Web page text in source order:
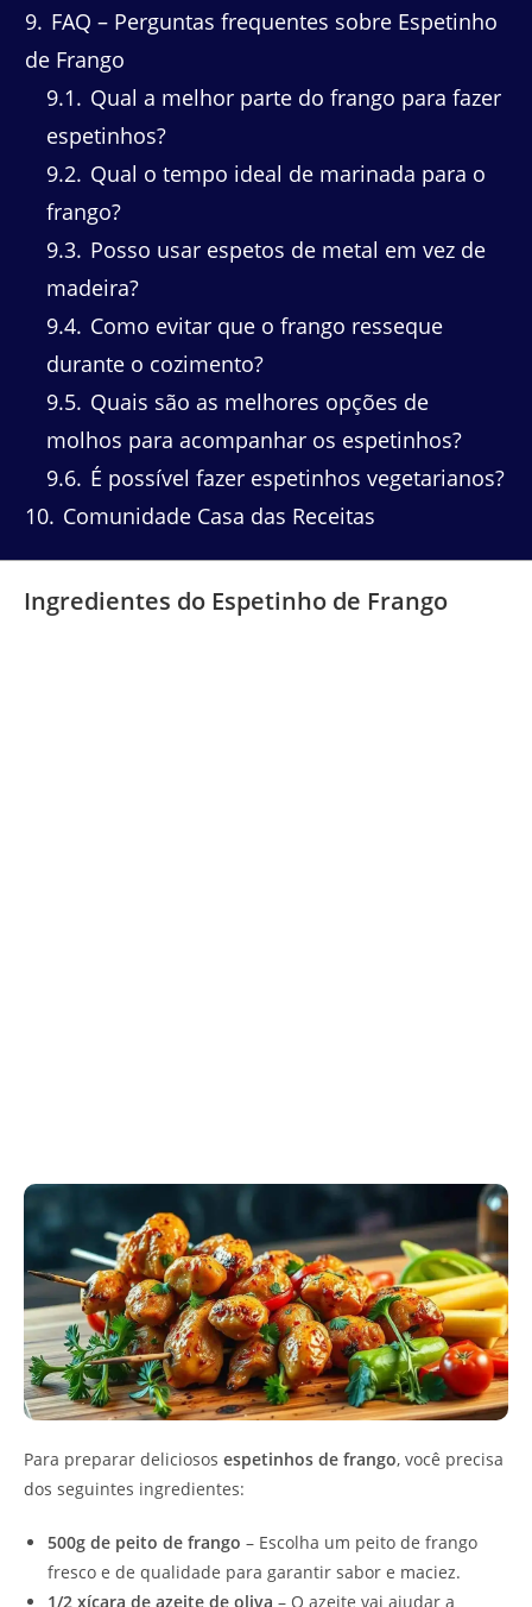
9 FAQ – Perguntas frequentes sobre Espetinho
de Frango
9.1
Qual a melhor parte do frango para fazer
espetinhos?
9.2 Qual o tempo ideal de marinada para o
frango?
9.3 Posso usar espetos de metal em vez de
madeira?
9.4 Como evitar que o frango resseque
durante o cozimento?
9.5 Quais são as melhores opções de
molhos para acompanhar os espetinhos?
9.6 É possível fazer espetinhos vegetarianos?
10 Comunidade Casa das Receitas
Ingredientes do Espetinho de Frango
Para preparar deliciosos espetinhos de frango, você precisa
dos seguintes ingredientes:
500g de peito de frango – Escolha um peito de frango
fresco e de qualidade para garantir sabor e maciez.
1/2 xícara de azeite de oliva – O azeite vai ajudar a